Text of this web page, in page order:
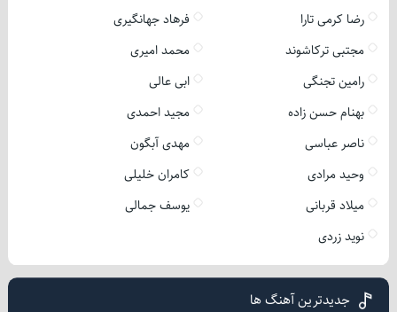
رضا کرمی تارا
فرهاد جهانگیری
مجتبی ترکاشوند
محمد امیری
رامین تجنگی
ابی عالی
بهنام حسن زاده
مجید احمدی
ناصر عباسی
مهدی آبگون
وحید مرادی
کامران خلیلی
میلاد قربانی
یوسف جمالی
نوید زردی
جدیدترین آهنگ ها